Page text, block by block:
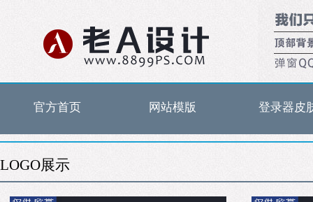
官方首页 网站模版 登录器皮
LOGO展示